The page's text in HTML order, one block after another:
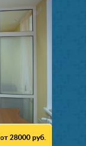
от 28000 руб.